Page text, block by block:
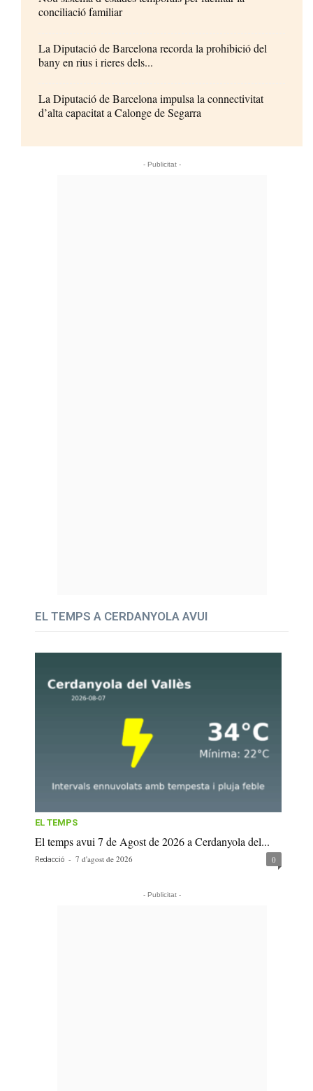
conciliació familiar
La Diputació de Barcelona recorda la prohibició del
bany en rius i rieres dels...
La Diputació de Barcelona impulsa la connectivitat
d’alta capacitat a Calonge de Segarra
- Publicitat -
EL TEMPS A CERDANYOLA AVUI
EL TEMPS
El temps avui 7 de Agost de 2026 a Cerdanyola del...
Redacció - 7 d'agost de 2026 0
- Publicitat -